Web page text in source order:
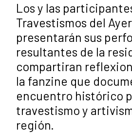
Los y las
Travestismos del
presentarán sus
resultantes de la
compartiran
la fanzine que
encuentro histórico
travestismo y
región.